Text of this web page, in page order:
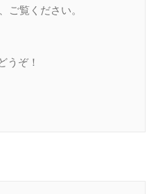
ご覧ください。
うぞ！